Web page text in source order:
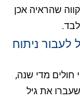
שהראיה אכן
בשביל לעבור ניתוח
מדי שנה,
את גיל